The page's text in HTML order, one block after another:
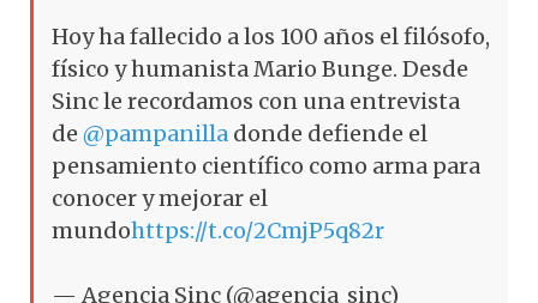
Hoy ha fallecido a los 100 años el filósofo,
físico y humanista Mario Bunge. Desde
Sinc le recordamos con una entrevista
de @pampanilla donde defiende el
pensamiento científico como arma para
conocer y mejorar el
mundohttps://t.co/2CmjP5q82r
— Agencia Sinc (@agencia_sinc)